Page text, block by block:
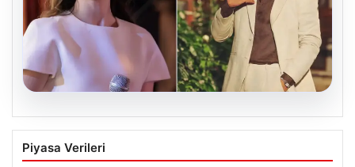
‘Yeraltı’ dizisinde şok olay! Babası suç
duyurusunda bulundu: ‘Kızımla reşit
Piyasa Verileri